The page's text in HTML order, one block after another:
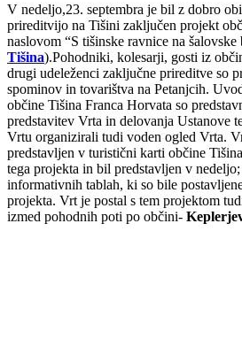
V nedeljo,23. septembra je bil z dobro
prireditvijo na Tišini zaključen projekt
naslovom “S tišinske ravnice na šalovske
Tišina).Pohodniki, kolesarji, gosti iz
drugi udeleženci zaključne prireditve so
spominov in tovarištva na Petanjcih.
občine Tišina Franca Horvata so
predstavitev Vrta in delovanja Ustanove
Vrtu organizirali tudi voden ogled Vrta.
predstavljen v turistični karti občine
tega projekta in bil predstavljen v
informativnih tablah, ki so bile
projekta. Vrt je postal s tem projektom
izmed pohodnih poti po občini-